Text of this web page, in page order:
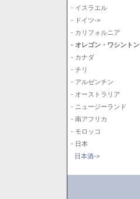
- イスラエル
- ドイツ->
- カリフォルニア
- オレゴン・ワシントン
- カナダ
- チリ
- アルゼンチン
- オーストラリア
- ニュージーランド
- 南アフリカ
- モロッコ
- 日本
日本酒->